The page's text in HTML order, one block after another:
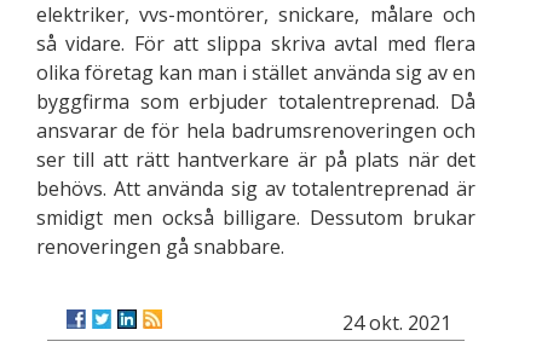
elektriker, vvs-montörer, snickare, målare och
så vidare. För att slippa skriva avtal med flera
olika företag kan man i stället använda sig av en
byggfirma som erbjuder totalentreprenad. Då
ansvarar de för hela badrumsrenoveringen och
ser till att rätt hantverkare är på plats när det
behövs. Att använda sig av totalentreprenad är
smidigt men också billigare. Dessutom brukar
renoveringen gå snabbare.
24 okt. 2021